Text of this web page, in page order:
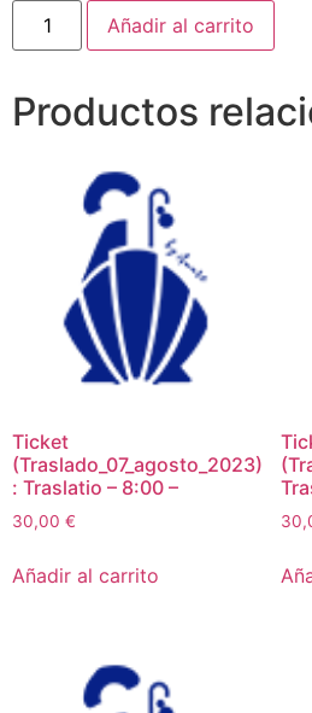
Añadir al carrito
Productos
Ticket
(Traslado_07_agosto_2023)
: Traslatio – 8:00 –
30,00 €
Añadir al carrito